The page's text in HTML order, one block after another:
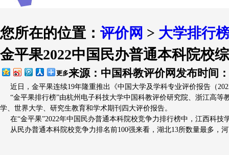
学术会议 双一流会议 、 双高会议 、期刊
排行简介 评价指标 出版物 大学
您所在的位置： 评价网 > 大学排行
金平果2022中国民办普通本科院校
来源：中国科教评价网发布时间
更多
近日，金平果连续19年隆重推出《中国大学及学科专业评价报告（
“金平果排行榜”由杭州电子科技大学中国科教评价研究院、浙江高等
学、世界大学、研究生教育和学术期刊四大评价报告。
在“金平果”2022年中国民办普通本科院校竞争力排行榜中，江西科技
从民办普通本科院校竞争力排名前100强来看，湖北13所数量最多，